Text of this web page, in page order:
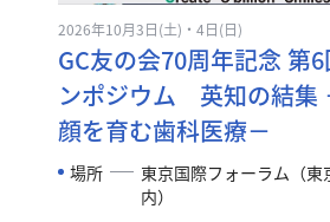
2026年10月3日(土)・4日(日)
GC友の会70周年記念 第
ンポジウム 英知の結集
顔を育む歯科医療－
場所
東京国際フォーラム（東
内）